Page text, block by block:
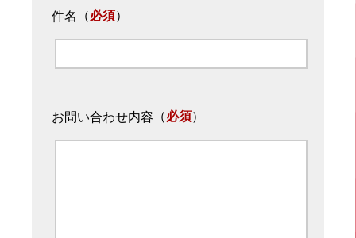
件名 （必須）
お問い合わせ内容 （必須）